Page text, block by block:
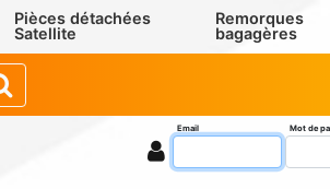
Pièces détachées
Satellite
Remorques
bagagères
Email Mot de